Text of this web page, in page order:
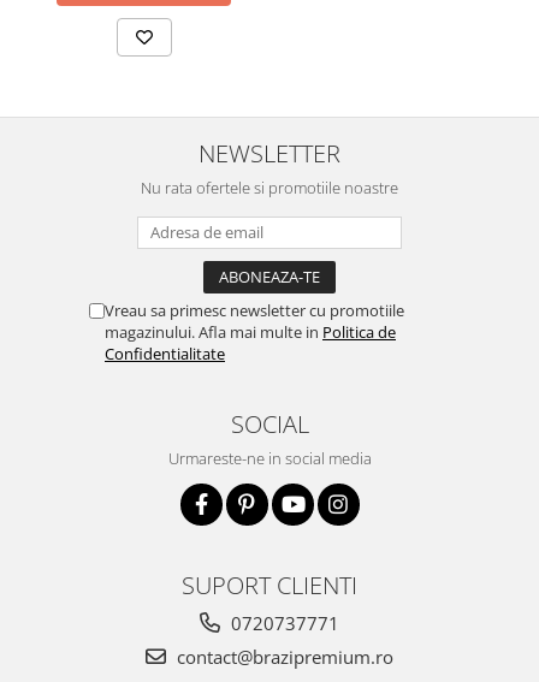
NEWSLETTER
Nu rata ofertele si promotiile noastre
Vreau sa primesc newsletter cu promotiile
magazinului. Afla mai multe in Politica de
Confidentialitate
SOCIAL
Urmareste-ne in social media
SUPORT CLIENTI
0720737771
contact@brazipremium.ro